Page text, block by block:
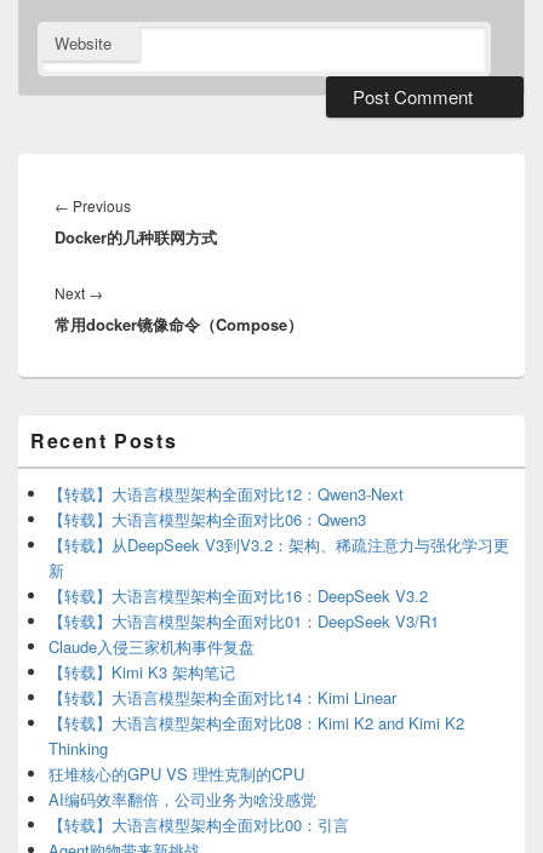
Website
navigation
← PreviousPrevious
post:
Docker的几种联网方式
Next →
post:
常用docker镜像命令（Compose）
Sidebar
Widget
Area
Recent Posts
【转载】大语言模型架构全面对比12：Qwen3-Next
【转载】大语言模型架构全面对比06：Qwen3
【转载】从DeepSeek V3到V3.2：架构、稀疏注意力与强化学习更
新
【转载】大语言模型架构全面对比16：DeepSeek V3.2
【转载】大语言模型架构全面对比01：DeepSeek V3/R1
Claude入侵三家机构事件复盘
【转载】Kimi K3 架构笔记
【转载】大语言模型架构全面对比14：Kimi Linear
【转载】大语言模型架构全面对比08：Kimi K2 and Kimi K2
Thinking
狂堆核心的GPU VS 理性克制的CPU
AI编码效率翻倍，公司业务为啥没感觉
【转载】大语言模型架构全面对比00：引言